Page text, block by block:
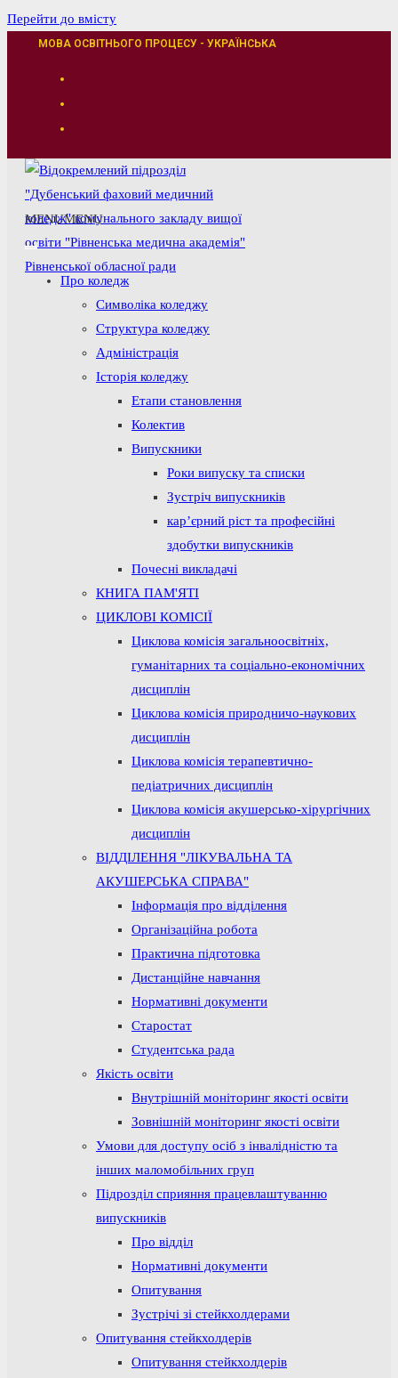
Перейти до вмісту
МОВА ОСВІТНЬОГО ПРОЦЕСУ - УКРАЇНСЬКА
MENUMENU
Про коледж
Символіка коледжу
Структура коледжу
Адміністрація
Історія коледжу
Етапи становлення
Колектив
Випускники
Роки випуску та списки
Зустріч випускників
кар’єрний ріст та професійні
здобутки випускників
Почесні викладачі
КНИГА ПАМ'ЯТІ
ЦИКЛОВІ КОМІСІЇ
Циклова комісія загальноосвітніх,
гуманітарних та соціально-економічних
дисциплін
Циклова комісія природничо-наукових
дисциплін
Циклова комісія терапевтично-
педіатричних дисциплін
Циклова комісія акушерсько-хірургічних
дисциплін
ВІДДІЛЕННЯ "ЛІКУВАЛЬНА ТА
АКУШЕРСЬКА СПРАВА"
Інформація про відділення
Організаційна робота
Практична підготовка
Дистанційне навчання
Нормативні документи
Старостат
Студентська рада
Якість освіти
Внутрішній моніторинг якості освіти
Зовнішній моніторинг якості освіти
Умови для доступу осіб з інвалідністю та
інших маломобільних груп
Підрозділ сприяння працевлаштуванню
випускників
Про відділ
Нормативні документи
Опитування
Зустрічі зі стейкхолдерами
Опитування стейкхолдерів
Опитування стейкхолдерів